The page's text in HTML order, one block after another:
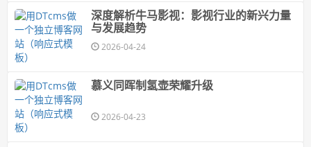
深度解析牛马影视：影视行业的新兴力量
与发展趋势
2026-04-24
慕义同晖制氢壶荣耀升级
2026-04-23